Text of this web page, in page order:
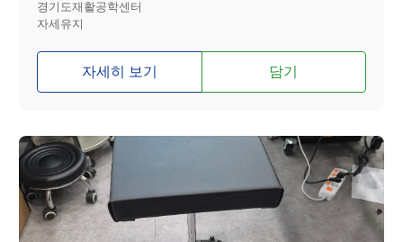
경기도재활공학센터
자세유지
자세히 보기 담기